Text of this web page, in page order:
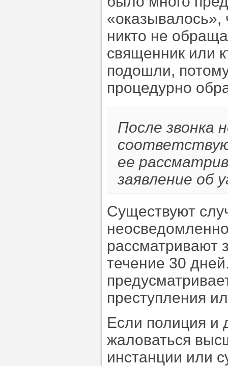
«оказывалось»,
никто не
священник или
подошли,
процедурно
После звонка
ее
заявление об
Существуют
рассматривают
течение 30
преступления
Если полиция и
жаловаться
инстанции или